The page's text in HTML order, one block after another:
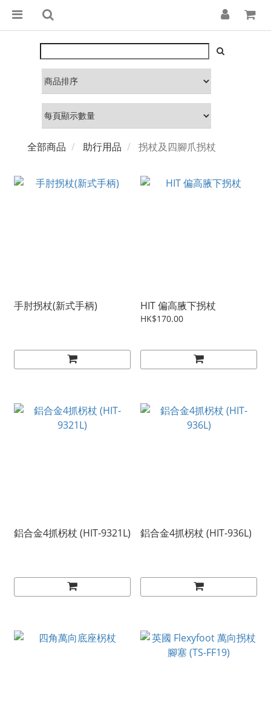
全部商品 助行用品 拐杖及四腳爪拐杖
手肘拐杖(新式手柄) HIT 偏高腋下拐杖
HK$170.00
鋁合金4抓柺杖 (HIT-9321L) 鋁合金4抓柺杖 (HIT-936L)